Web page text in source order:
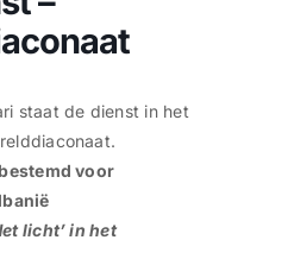
staat de dienst in het
voor
licht’ in het